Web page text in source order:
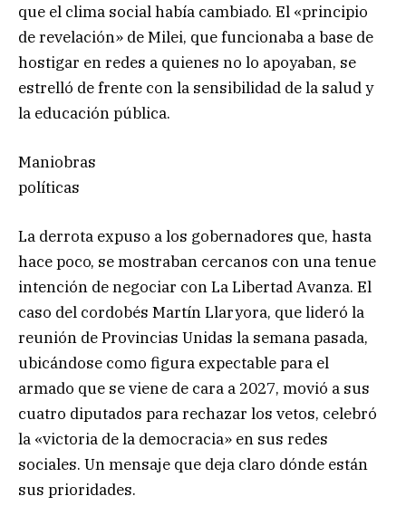
que el clima social había cambiado. El «principio
de revelación» de Milei, que funcionaba a base de
hostigar en redes a quienes no lo apoyaban, se
estrelló de frente con la sensibilidad de la salud y
la educación pública.
Maniobras
políticas
La derrota expuso a los gobernadores que, hasta
hace poco, se mostraban cercanos con una tenue
intención de negociar con La Libertad Avanza. El
caso del cordobés Martín Llaryora, que lideró la
reunión de Provincias Unidas la semana pasada,
ubicándose como figura expectable para el
armado que se viene de cara a 2027, movió a sus
cuatro diputados para rechazar los vetos, celebró
la «victoria de la democracia» en sus redes
sociales. Un mensaje que deja claro dónde están
sus prioridades.